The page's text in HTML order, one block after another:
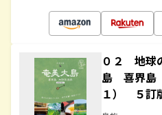
０２ 地球
島 喜界島
１） ５訂